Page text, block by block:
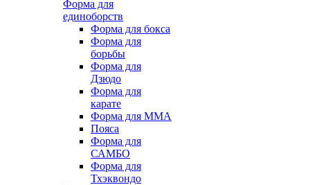
Форма для
единоборств
Форма для бокса
Форма для
борьбы
Форма для
Дзюдо
Форма для
карате
Форма для MMA
Пояса
Форма для
САМБО
Форма для
Тхэквондо